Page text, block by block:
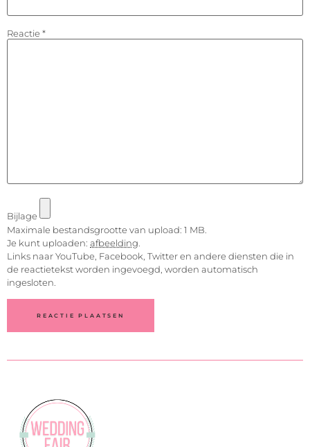
Reactie *
Bijlage
Maximale bestandsgrootte van upload: 1 MB.
Je kunt uploaden: afbeelding
Links naar YouTube, Facebook, Twitter en andere diensten die in
de reactietekst worden ingevoegd, worden automatisch
ingesloten.